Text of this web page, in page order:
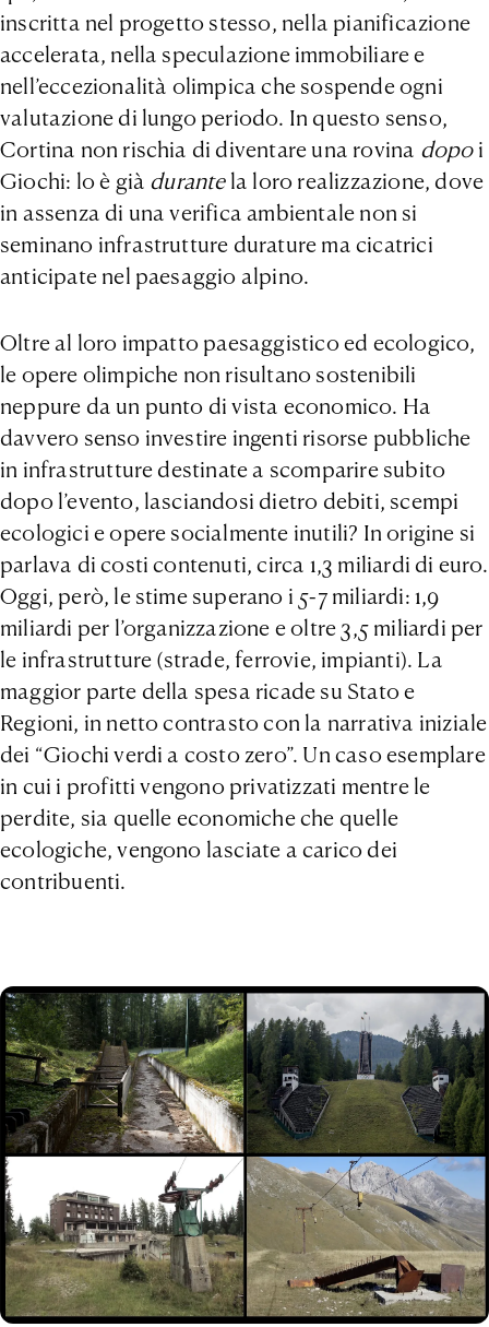
inscritta nel progetto stesso, nella pianificazione
accelerata, nella speculazione immobiliare e
nell’eccezionalità olimpica che sospende ogni
valutazione di lungo periodo. In questo senso,
Cortina non rischia di diventare una rovina dopoi
Giochi: lo è già durantela loro realizzazione, dove
in assenza di una verifica ambientale non si
seminano infrastrutture durature ma cicatrici
anticipate nel paesaggio alpino.
Oltre al loro impatto paesaggistico ed ecologico,
le opere olimpiche non risultano sostenibili
neppure da un punto di vista economico. Ha
davvero senso investire ingenti risorse pubbliche
in infrastrutture destinate a scomparire subito
dopo l’evento, lasciandosi dietro debiti, scempi
ecologici e opere socialmente inutili? In origine si
parlava di costi contenuti, circa 1,3 miliardi di euro.
Oggi, però, le stime superano i 5-7 miliardi: 1,9
miliardi per l’organizzazione e oltre 3,5 miliardi per
le infrastrutture (strade, ferrovie, impianti). La
maggior parte della spesa ricade su Stato e
Regioni, in netto contrasto con la narrativa iniziale
dei “Giochi verdi a costo zero”. Un caso esemplare
in cui i profitti vengono privatizzati mentre le
perdite, sia quelle economiche che quelle
ecologiche, vengono lasciate a carico dei
contribuenti.